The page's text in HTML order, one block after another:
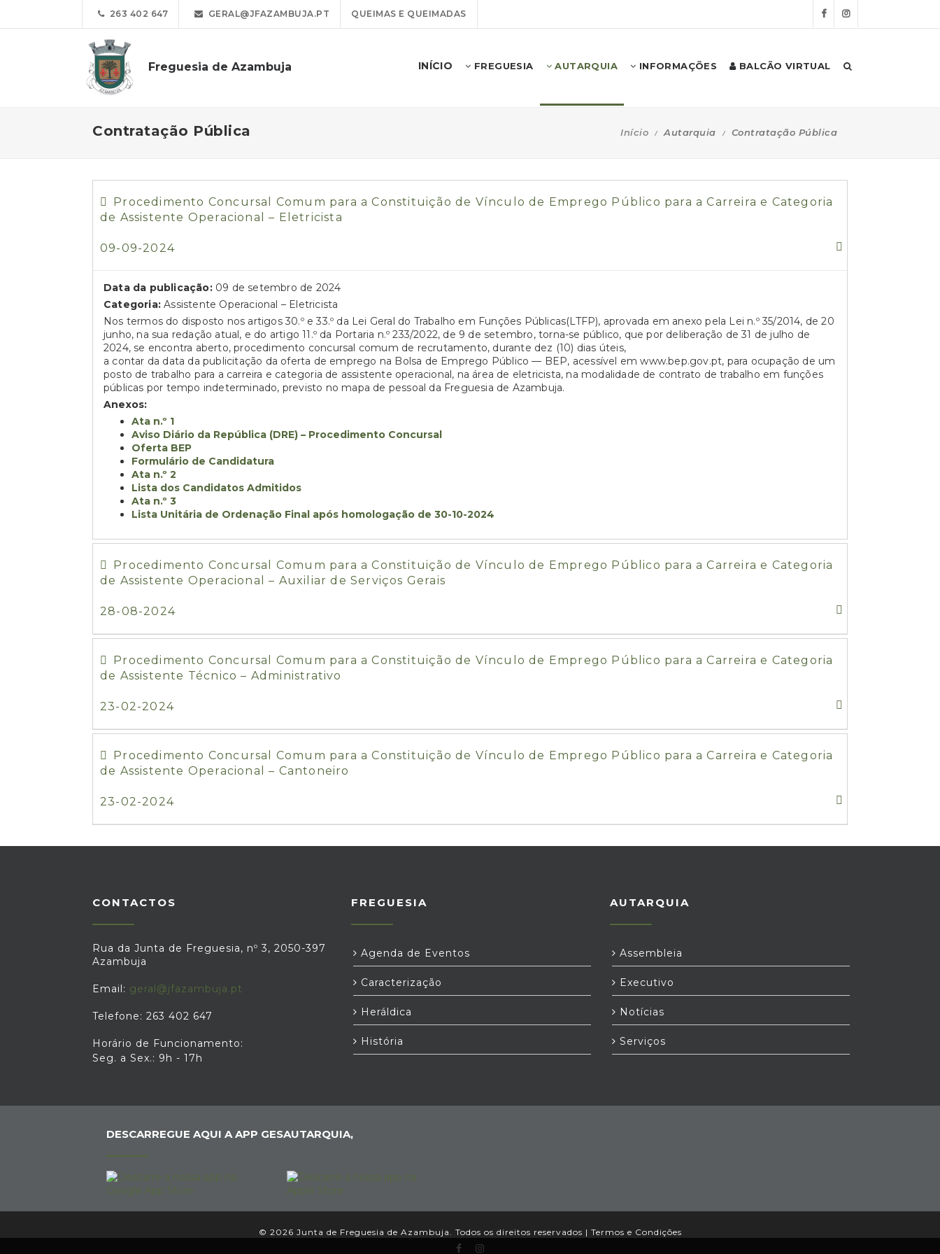
263 402 647 GERAL@JFAZAMBUJA.PT QUEIMAS E QUEIMADAS
Freguesia de Azambuja INÍCIO FREGUESIA AUTARQUIA INFORMAÇÕES BALCÃO VIRTUAL
Contratação Pública Início Autarquia Contratação Pública
Procedimento Concursal Comum para a Constituição de Vínculo de Emprego Público para a Carreira e Categoria
de Assistente Operacional – Eletricista
09-09-2024
Data da publicação:09 de setembro de 2024
Categoria: Assistente Operacional – Eletricista
Nos termos do disposto nos artigos 30.º e 33.º da Lei Geral do Trabalho em Funções Públicas(LTFP), aprovada em anexo pela Lei n.º 35/2014, de 20
junho, na sua redação atual, e do artigo 11.º da Portaria n.º 233/2022, de 9 de setembro, torna-se público, que por deliberação de 31 de julho de
2024, se encontra aberto, procedimento concursal comum de recrutamento, durante dez (10) dias úteis,
a contar da data da publicitação da oferta de emprego na Bolsa de Emprego Público — BEP, acessível em www.bep.gov.pt, para ocupação de um
posto de trabalho para a carreira e categoria de assistente operacional, na área de eletricista, na modalidade de contrato de trabalho em funções
públicas por tempo indeterminado, previsto no mapa de pessoal da Freguesia de Azambuja.
Anexos:
Ata n.º 1
Aviso Diário da República (DRE) – Procedimento Concursal
Oferta BEP
Formulário de Candidatura
Ata n.º 2
Lista dos Candidatos Admitidos
Ata n.º 3
Lista Unitária de Ordenação Final após homologação de 30-10-2024
Procedimento Concursal Comum para a Constituição de Vínculo de Emprego Público para a Carreira e Categoria
de Assistente Operacional – Auxiliar de Serviços Gerais
28-08-2024
Procedimento Concursal Comum para a Constituição de Vínculo de Emprego Público para a Carreira e Categoria
de Assistente Técnico – Administrativo
23-02-2024
Procedimento Concursal Comum para a Constituição de Vínculo de Emprego Público para a Carreira e Categoria
de Assistente Operacional – Cantoneiro
23-02-2024
CONTACTOS
Rua da Junta de Freguesia, nº 3, 2050-397
Azambuja
Email: geral@jfazambuja.pt
Telefone: 263 402 647
Horário de Funcionamento:
Seg. a Sex.: 9h - 17h
FREGUESIA
Agenda de Eventos
Caracterização
Heráldica
História
AUTARQUIA
Assembleia
Executivo
Notícias
Serviços
DESCARREGUE AQUI A APP GESAUTARQUIA,
© 2026 Junta de Freguesia de Azambuja. Todos os direitos reservados | Termos e Condições